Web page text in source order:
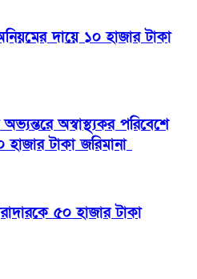
দায়ে ১০ হাজার টাকা
অস্বাস্থ্যকর পরিবেশে
টাকা জরিমানা
৫০ হাজার টাকা